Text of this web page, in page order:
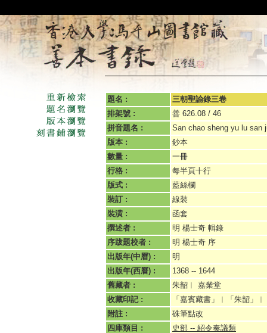
題名 :
三朝聖諭錄三卷
排架號 :
善 626.08 / 46
拼音題名 :
San chao sheng yu lu san
版本 :
鈔本
數量 :
一冊
行格 :
每半頁十行
版式 :
藍絲欄
裝訂 :
線裝
裝潢 :
函套
撰述者 :
明 楊士奇 輯錄
序跋題校者 :
明 楊士奇 序
出版年(中曆) :
明
出版年(西曆) :
1368 -- 1644
舊藏者 :
朱韶︱ 嘉業堂
收藏印記 :
「嘉賓藏書」︱「朱韶」
附註 :
硃筆點改
四庫類目 :
史部 -- 紹令奏議類